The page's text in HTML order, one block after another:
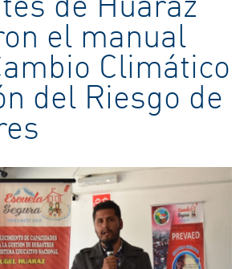
el manual
Climático
del Riesgo de